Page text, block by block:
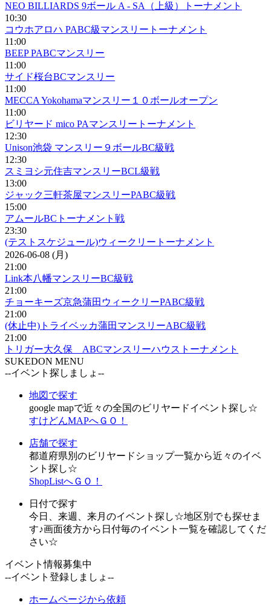
NEO BILLIARDS 9ボール A - SA（上級）トーナメント
10:30
コウホアロハ PABC級マンスリートーナメント
11:00
BEEP PABCマンスリー
11:00
サイド桜台BCマンスリー
11:00
MECCA Yokohamaマンスリー１０ボールオープン
11:00
ビリヤード mico PAマンスリートーナメント
12:30
Unison池袋 マンスリー９ボールBC級戦
12:30
スミヨシ元住吉マンスリーBCL級戦
13:00
ジャック三軒茶屋マンスリーPABC級戦
15:00
アムールBCトーナメント戦
23:30
(テストスケジュール)ウィークリートーナメント
2026-06-08 (月)
21:00
Link本八幡マンスリーBC級戦
21:00
チョーキーズ京急蒲田ウィークリーPABC級戦
21:00
(休止中)トライベッカ蒲田マンスリーABC級戦
21:00
トリガー大久保 ABCマンスリーハウストーナメント
SUKEDON MENU
--イベント探しましょ--
地図で探す
google mapで近々の全国のビリヤードイベント探し☆
すけどんMAPへＧＯ！
店舗で探す
都道府県別のビリヤードショップ一覧から近々のイベ
ント探し☆
ShopListへＧＯ！
日付で探す
今日、来週、来月のイベント探し☆地区別でも探せま
す♪画面後方から日付毎のイベント一覧を確認してくだ
さい☆
イベント情報募集中
--イベント登録しましょ--
ホームページから依頼